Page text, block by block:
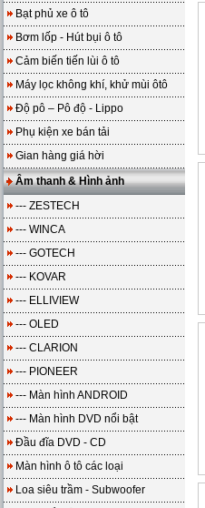
Bạt phủ xe ô tô
Bơm lốp - Hút bụi ô tô
Cảm biến tiến lùi ô tô
Máy lọc không khí, khử mùi ôtô
Độ pô – Pô độ - Lippo
Phụ kiện xe bán tải
Gian hàng giá hời
Âm thanh & Hình ảnh
--- ZESTECH
--- WINCA
--- GOTECH
--- KOVAR
--- ELLIVIEW
--- OLED
--- CLARION
--- PIONEER
--- Màn hình ANDROID
--- Màn hình DVD nổi bật
Đầu đĩa DVD - CD
Màn hình ô tô các loại
Loa siêu trầm - Subwoofer